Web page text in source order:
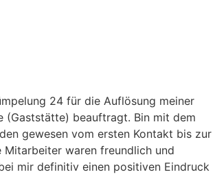
24 für die Auflösung meiner
(Gaststätte) beauftragt. Bin mit dem
gewesen vom ersten Kontakt bis zur
Mitarbeiter waren freundlich und
mir definitiv einen positiven Eindruck